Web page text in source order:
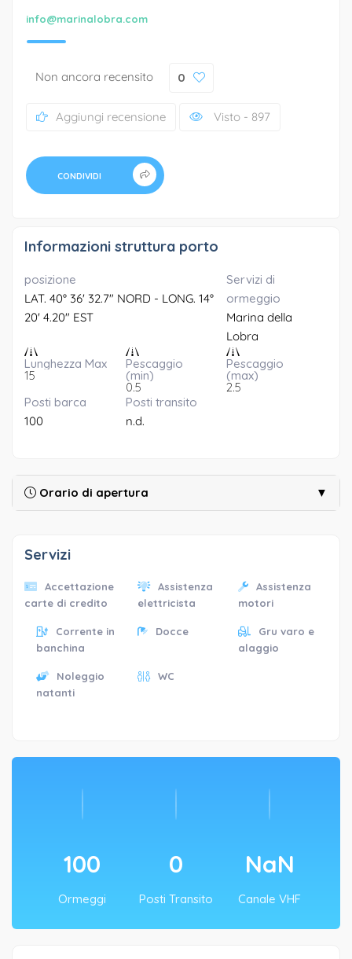
info@marinalobra.com
Non ancora recensito 0
Aggiungi recensione Visto - 897
CONDIVIDI
Informazioni struttura porto
posizione
LAT. 40° 36' 32.7" NORD - LONG. 14°
20' 4.20" EST
Servizi di
ormeggio
Marina della
Lobra
Lunghezza Max
15
Pescaggio
(min)
0.5
Pescaggio
(max)
2.5
Posti barca
100
Posti transito
n.d.
Orario di apertura ▼
Servizi
Accettazione
carte di credito
Assistenza
elettricista
Assistenza
motori
Corrente in
banchina
Docce
Gru varo e
alaggio
Noleggio
natanti
WC
100
Ormeggi
0
Posti Transito
NaN
Canale VHF